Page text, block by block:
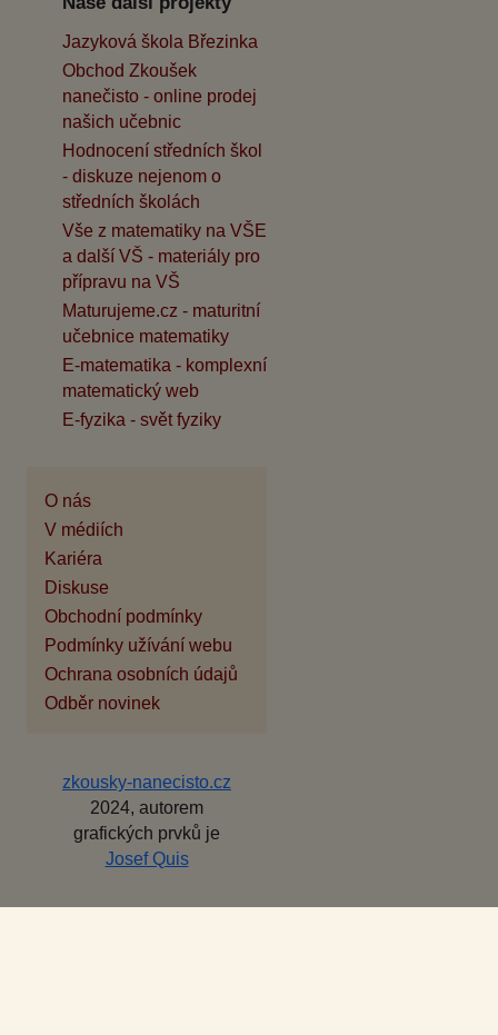
Jazyková škola Březinka
Obchod Zkoušek
nanečisto - online prodej
našich učebnic
Hodnocení středních škol
- diskuze nejenom o
středních školách
Vše z matematiky na VŠE
a další VŠ - materiály pro
přípravu na VŠ
Maturujeme.cz - maturitní
učebnice matematiky
E-matematika - komplexní
matematický web
E-fyzika - svět fyziky
O nás
V médiích
Kariéra
Diskuse
Obchodní podmínky
Podmínky užívání webu
Ochrana osobních údajů
Odběr novinek
zkousky-nanecisto.cz
2024, autorem
grafických prvků je
Josef Quis